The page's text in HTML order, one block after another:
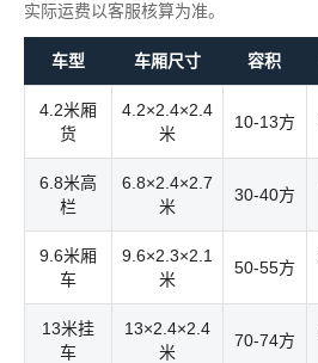
实际运费以客服核算为准。
车型 车厢尺寸 容积
4.2米厢
货
4.2×2.4×2.4
米
10-13方
6.8米高
栏
6.8×2.4×2.7
米
30-40方
9.6米厢
车
9.6×2.3×2.1
米
50-55方
13米挂
车
13×2.4×2.4
米
70-74方